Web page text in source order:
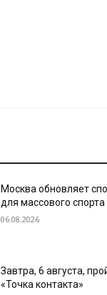
Москва обновляет
для массового спорта
06.08.2026
Завтра, 6 августа,
«Точка контакта»